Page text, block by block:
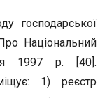
господарської
Національний
1997 р. [40].
1) реєстр